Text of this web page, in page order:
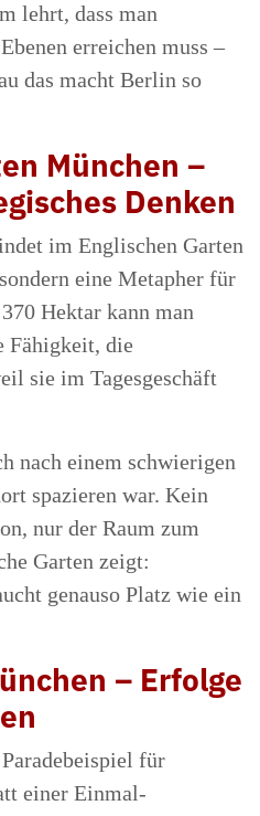
lehrt, dass man
erreichen muss –
das macht Berlin so
München –
Denken
im Englischen Garten
eine Metapher für
Hektar kann man
Fähigkeit, die
sie im Tagesgeschäft
nach einem schwierigen
spazieren war. Kein
nur der Raum zum
Garten zeigt:
genauso Platz wie ein
– Erfolge
für
einer Einmal-